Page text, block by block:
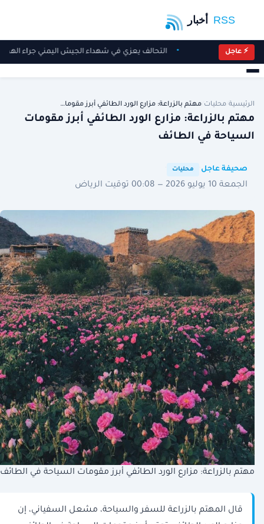
⚡ عاجل التحالف يعزي في شهداء الجيش اليمني جراء
الرئيسية محليات مهتم بالزراعة: مزارع الورد الطائفي أبرز مقوما…
مهتم بالزراعة: مزارع الورد الطائفي أبرز مقومات
السياحة في الطائف
صحيفة عاجل محليات
الجمعة 10 يوليو 2026 — 00:08 توقيت الرياض
مهتم بالزراعة: مزارع الورد الطائفي أبرز مقومات السياحة في الطائف
قال المهتم بالزراعة للسفر والسياحة، مشعل السفياني، إن